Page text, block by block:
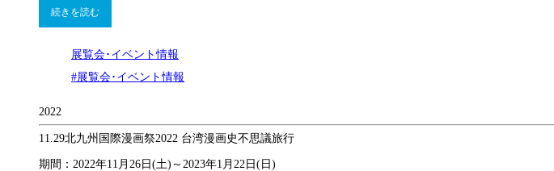
続きを読む
展覧会･イベント情報
#展覧会･イベント情報
2022
11.29北九州国際漫画祭2022 台湾漫画史不思議旅行
期間：2022年11月26日(土)～2023年1月22日(日)